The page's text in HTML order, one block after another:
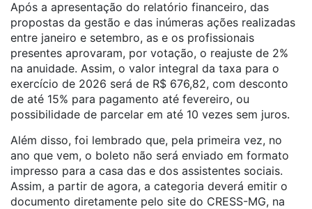
Após a apresentação do relatório financeiro, das
propostas da gestão e das inúmeras ações realizadas
entre janeiro e setembro, as e os profissionais
presentes aprovaram, por votação, o reajuste de 2%
na anuidade. Assim, o valor integral da taxa para o
exercício de 2026 será de R$ 676,82, com desconto
de até 15% para pagamento até fevereiro, ou
possibilidade de parcelar em até 10 vezes sem juros.
Além disso, foi lembrado que, pela primeira vez, no
ano que vem, o boleto não será enviado em formato
impresso para a casa das e dos assistentes sociais.
Assim, a partir de agora, a categoria deverá emitir o
documento diretamente pelo site do CRESS-MG, na